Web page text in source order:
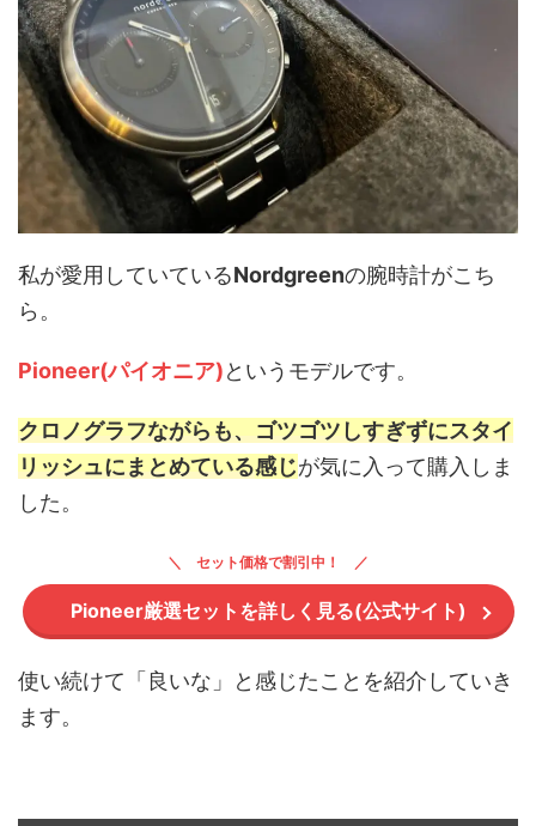
私が愛用していているNordgreenの腕時計がこち
ら。
Pioneer(パイオニア)というモデルです。
クロノグラフながらも、ゴツゴツしすぎずにスタイ
リッシュにまとめている感じが気に入って購入しま
した。
セット価格で割引中！
Pioneer厳選セットを詳しく見る(公式サイト)
使い続けて「良いな」と感じたことを紹介していき
ます。